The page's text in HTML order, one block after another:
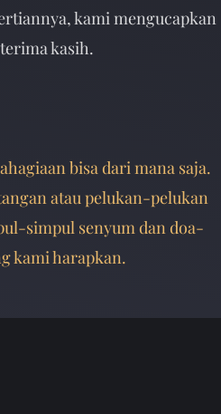
kami mengucapkan
kasih.
bisa dari mana saja.
atau pelukan-pelukan
simpul senyum dan doa-
kami harapkan.